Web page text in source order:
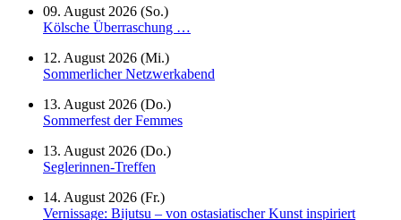
09. August 2026 (So.)
Kölsche Überraschung …
12. August 2026 (Mi.)
Sommerlicher Netzwerkabend
13. August 2026 (Do.)
Sommerfest der Femmes
13. August 2026 (Do.)
Seglerinnen-Treffen
14. August 2026 (Fr.)
Vernissage: Bijutsu – von ostasiatischer Kunst inspiriert